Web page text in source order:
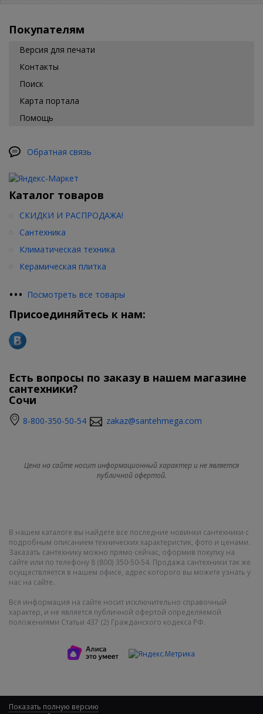
Покупателям
Версия для печати
Контакты
Поиск
Карта портала
Помощь
Обратная связь
Каталог товаров
СКИДКИ И РАСПРОДАЖА!
Сантехника
Климатическая техника
Керамическая плитка
••• Посмотреть все товары
Присоединяйтесь к нам:
Есть вопросы по заказу в нашем магазине
сантехники?
Сочи
8-800-350-50-54 zakaz@santehmega.com
Цена на сайте носит информационный характер и не является
публичной офертой.
В нашем каталоге вы найдете все последние новинки сантехники с
подробным описанием технических характеристик, фото и ценами.
Заказать сантехнику можно прямо сейчас, оформив покупку на
сайте или по телефону 8 (800) 350-50-54. Продажа сантехники так же
осуществляется в нашем офисе, адрес которого вы можете узнать у
нас на сайте.
Вся информация на сайте носит исключительно справочный
характер, и не является публичной офертой определяемой
положениями Статьи 437 (2) Гражданского кодекса РФ.
Показать полную версию